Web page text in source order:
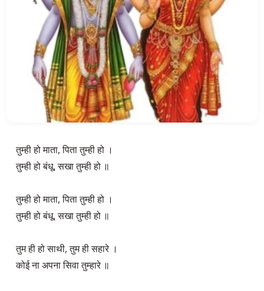
तुम्ही हो माता, पिता तुम्ही हो ।
तुम्ही हो बंधू, सखा तुम्ही हो ॥
तुम्ही हो माता, पिता तुम्ही हो ।
तुम्ही हो बंधू, सखा तुम्ही हो ॥
तुम ही हो साथी, तुम ही सहारे ।
कोई ना अपना सिवा तुम्हारे ॥